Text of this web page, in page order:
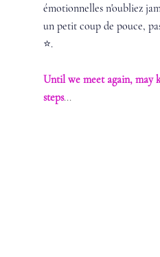
émotionnelles n'oubliez
un petit coup de pouce,
⭐️.
Until we meet again, may
steps...